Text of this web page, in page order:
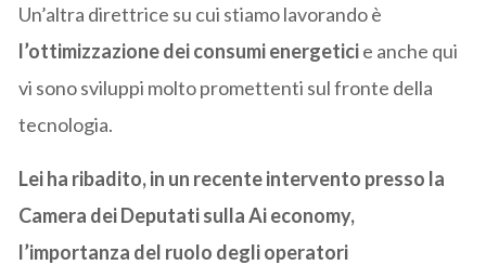
Un’altra direttrice su cui stiamo lavorando è
l’ottimizzazione dei consumi energeticie anche qui
vi sono sviluppi molto promettenti sul fronte della
tecnologia.
Lei ha ribadito, in un recente intervento presso la
Camera dei Deputati sulla Ai economy,
l’importanza del ruolo degli operatori